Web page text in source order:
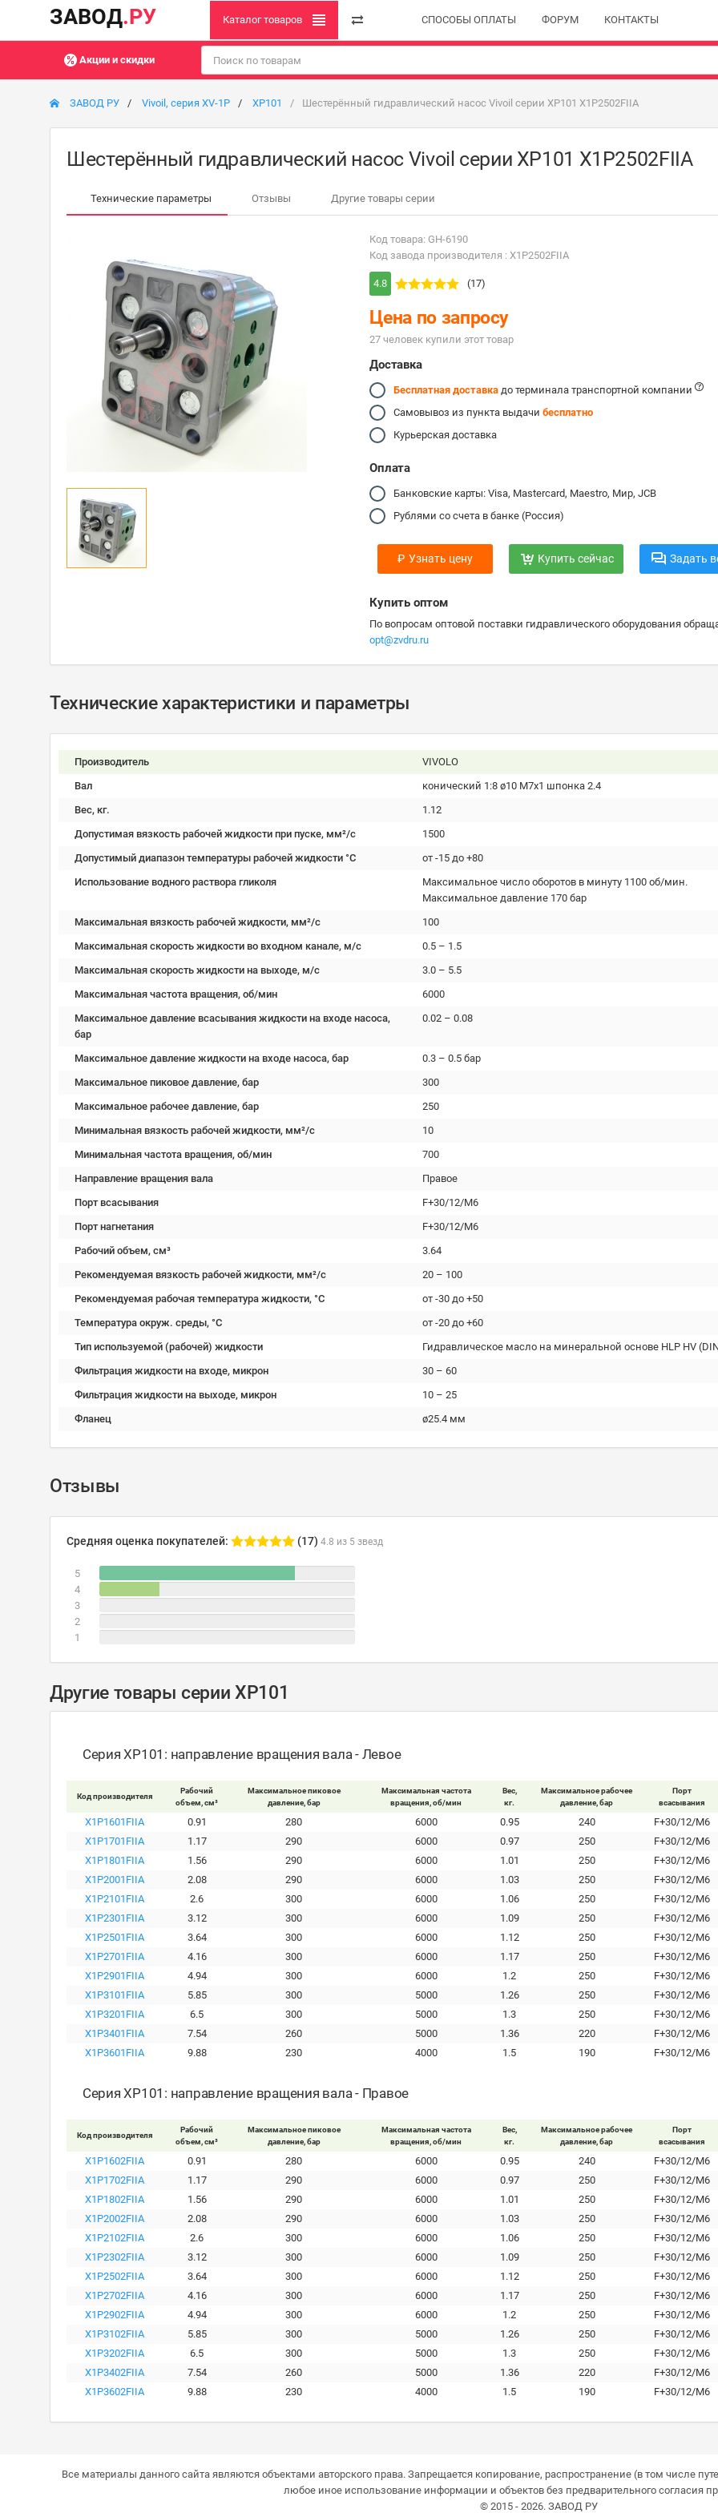
ЗАВОД.РУ Каталог товаров СПОСОБЫ ОПЛАТЫ ФОРУМ КОНТАКТЫ
Акции и скидки
ЗАВОД РУ Vivoil, серия XV-1P XP101 Шестерённый гидравлический насос Vivoil серии XP101 X1P2502FIIA
Шестерённый гидравлический насос Vivoil серии XP101 X1P2502FIIA
Технические параметры Отзывы Другие товары серии
Код товара: GH-6190
Код завода производителя : X1P2502FIIA
4.8 (17)
Цена по запросу
27 человек купили этот товар
Доставка
Бесплатная доставка до терминала транспортной компании
Самовывоз из пункта выдачибесплатно
Курьерская доставка
Оплата
Банковские карты: Visa, Mastercard, Maestro, Мир, JCB
Рублями со счета в банке (Россия)
₽ Узнать цену Купить сейчас Задать
Купить оптом
По вопросам оптовой поставки гидравлического оборудования
opt@zvdru.ru
Технические характеристики и параметры
Производитель
VIVOLO
Вал
конический 1:8 ø10 М7х1 шпонка 2.4
Вес, кг.
1.12
Допустимая вязкость рабочей жидкости при пуске, мм²/c
1500
Допустимый диапазон температуры рабочей жидкости °C
от -15 до +80
Использование водного раствора гликоля
Максимальное число оборотов в минуту 1100 об/мин.
Максимальное давление 170 бар
Максимальная вязкость рабочей жидкости, мм²/c
100
Максимальная скорость жидкости во входном канале, м/с
0.5 – 1.5
Максимальная скорость жидкости на выходе, м/с
3.0 – 5.5
Максимальная частота вращения, об/мин
6000
Максимальное давление всасывания жидкости на входе насоса,
бар
0.02 – 0.08
Максимальное давление жидкости на входе насоса, бар
0.3 – 0.5 бар
Максимальное пиковое давление, бар
300
Максимальное рабочее давление, бар
250
Минимальная вязкость рабочей жидкости, мм²/c
10
Минимальная частота вращения, об/мин
700
Направление вращения вала
Правое
Порт всасывания
F+30/12/M6
Порт нагнетания
F+30/12/M6
Рабочий объем, см³
3.64
Рекомендуемая вязкость рабочей жидкости, мм²/с
20 – 100
Рекомендуемая рабочая температура жидкости, °C
от -30 до +50
Температура окруж. среды, °C
от -20 до +60
Тип используемой (рабочей) жидкости
Гидравлическое масло на минеральной основе HLP HV
Фильтрация жидкости на входе, микрон
30 – 60
Фильтрация жидкости на выходе, микрон
10 – 25
Фланец
ø25.4 мм
Отзывы
Средняя оценка покупателей: (17) 4.8 из 5 звезд
5
4
3
2
1
Другие товары серии XP101
Серия XP101: направление вращения вала - Левое
Код производителя
Рабочий
объем, см³
Максимальное пиковое
давление, бар
Максимальная частота
вращения, об/мин
Вес,
кг.
Максимальное рабочее
давление, бар
Порт
всасывания
X1P1601FIIA 0.91 280 6000 0.95 240
F+30/12/M6
X1P1701FIIA
1.17 290 6000 0.97 250
F+30/12/M6
X1P1801FIIA
1.56 290 6000 1.01 250
F+30/12/M6
X1P2001FIIA
2.08 290 6000 1.03 250
F+30/12/M6
X1P2101FIIA
2.6 300 6000 1.06 250
F+30/12/M6
X1P2301FIIA
3.12 300 6000 1.09 250
F+30/12/M6
X1P2501FIIA
3.64 300 6000 1.12 250
F+30/12/M6
X1P2701FIIA
4.16 300 6000 1.17 250
F+30/12/M6
X1P2901FIIA
4.94 300 6000 1.2 250
F+30/12/M6
X1P3101FIIA
5.85 300 5000 1.26 250
F+30/12/M6
X1P3201FIIA
6.5 300 5000 1.3 250
F+30/12/M6
X1P3401FIIA
7.54 260 5000 1.36 220
F+30/12/M6
X1P3601FIIA
9.88 230 4000 1.5 190 F+30/12/M6
Серия XP101: направление вращения вала - Правое
Код производителя
Рабочий
объем, см³
Максимальное пиковое
давление, бар
Максимальная частота
вращения, об/мин
Вес,
кг.
Максимальное рабочее
давление, бар
Порт
всасывания
X1P1602FIIA 0.91 280 6000 0.95 240
F+30/12/M6
X1P1702FIIA
1.17 290 6000 0.97 250
F+30/12/M6
X1P1802FIIA
1.56 290 6000 1.01 250
F+30/12/M6
X1P2002FIIA
2.08 290 6000 1.03 250
F+30/12/M6
X1P2102FIIA
2.6 300 6000 1.06 250
F+30/12/M6
X1P2302FIIA
3.12 300 6000 1.09 250
F+30/12/M6
X1P2502FIIA
3.64 300 6000 1.12 250
F+30/12/M6
X1P2702FIIA
4.16 300 6000 1.17 250
F+30/12/M6
X1P2902FIIA
4.94 300 6000 1.2 250
F+30/12/M6
X1P3102FIIA
5.85 300 5000 1.26 250
F+30/12/M6
X1P3202FIIA
6.5 300 5000 1.3 250
F+30/12/M6
X1P3402FIIA
7.54 260 5000 1.36 220
F+30/12/M6
X1P3602FIIA
9.88 230 4000 1.5 190 F+30/12/M6
Все материалы данного сайта являются объектами авторского права. Запрещается копирование, распространение (в том числе
любое иное использование информации и объектов без предварительного согласия
© 2015 - 2026. ЗАВОД РУ